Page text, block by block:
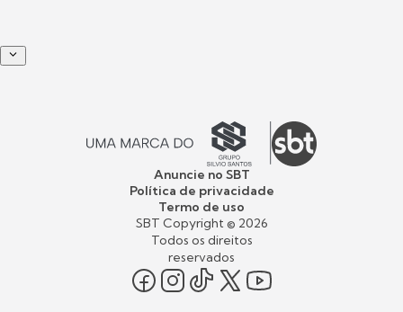
Anuncie no SBT
Política de privacidade
Termo de uso
SBT Copyright © 2026
Todos os direitos
reservados